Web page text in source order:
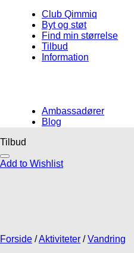
Club Qimmiq
Byt og støt
Find min størrelse
Tilbud
Information
Ambassadører
Blog
Hverdag
Tilbud
Add to Wishlist
Forside /Aktiviteter / Vandring